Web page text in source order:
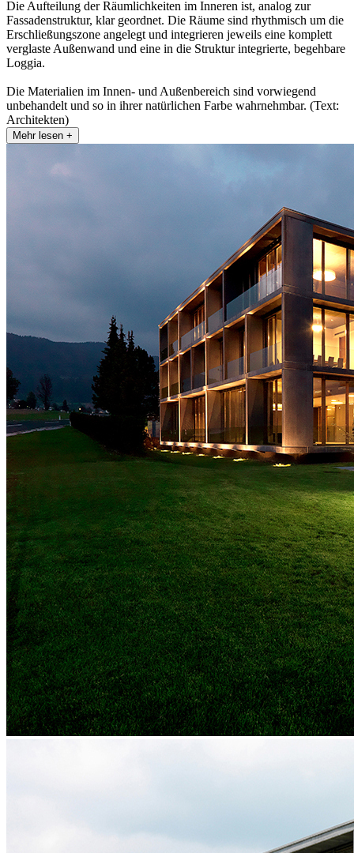
Die Aufteilung der Räumlichkeiten im Inneren ist, analog zur
Fassadenstruktur, klar geordnet. Die Räume sind rhythmisch um die
Erschließungszone angelegt und integrieren jeweils eine komplett
verglaste Außenwand und eine in die Struktur integrierte, begehbare
Loggia.
Die Materialien im Innen- und Außenbereich sind vorwiegend
unbehandelt und so in ihrer natürlichen Farbe wahrnehmbar. (Text:
Architekten)
Mehr lesen +